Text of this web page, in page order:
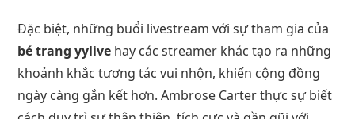
Đặc biệt, những buổi livestream với sự tham gia của
bé trang yylive hay các streamer khác tạo ra những
khoảnh khắc tương tác vui nhộn, khiến cộng đồng
ngày càng gắn kết hơn. Ambrose Carter thực sự biết